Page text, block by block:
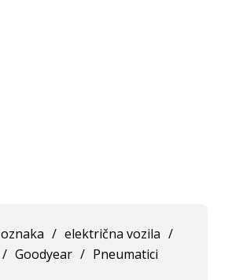
oznaka / električna vozila /
/ Goodyear / Pneumatici